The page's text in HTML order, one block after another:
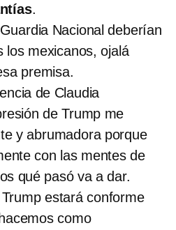
.
Nacional deberían
los mexicanos, ojalá
premisa.
de Claudia
de Trump me
y abrumadora porque
con las mentes de
qué pasó va a dar.
estará conforme
como